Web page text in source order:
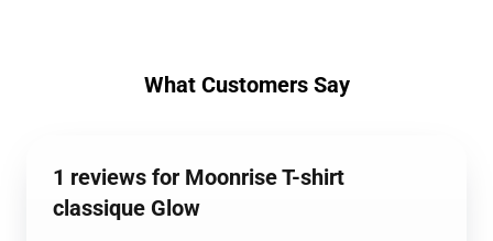
What Customers Say
1 reviews for Moonrise T-shirt
classique Glow